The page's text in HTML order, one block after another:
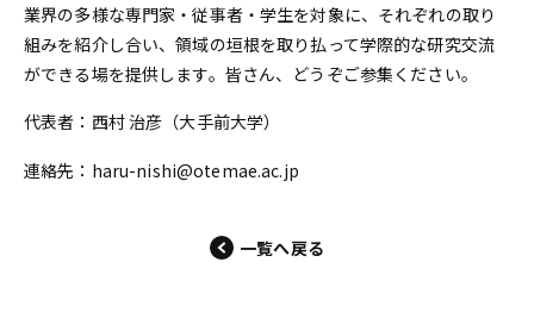
業界の多様な専門家・従事者・学生を対象に、それぞれの取り
組みを紹介し合い、領域の垣根を取り払って学際的な研究交流
ができる場を提供します。皆さん、どうぞご参集ください。
代表者：西村 治彦（大手前大学）
連絡先：haru-nishi@otemae.ac.jp
一覧へ戻る